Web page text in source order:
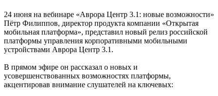
24 июня на вебинаре «Аврора Центр 3.1: новые возможности»
Пётр Филиппов, директор продукта компании «Открытая
мобильная платформа», представил новый релиз российской
платформы управления корпоративными мобильными
устройствами Аврора Центр 3.1.
В прямом эфире он рассказал о новых и
усовершенствованных возможностях платформы,
акцентировав внимание слушателей на ключевых: